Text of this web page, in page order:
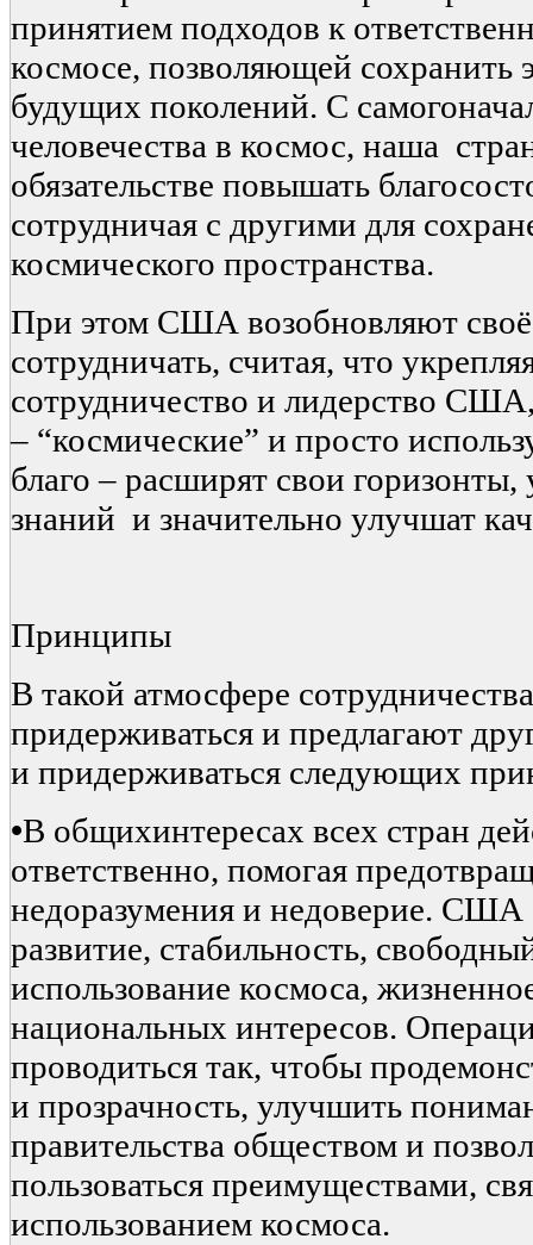
принятием подходов к
космосе, позволяющей сохранить
будущих поколений. С
человечества в космос, наша
обязательстве повышать
сотрудничая с другими для
космического пространства.
При этом США возобновляют своё
сотрудничать, считая, что
сотрудничество и лидерство
– “космические” и просто
благо – расширят свои горизонты,
знаний и значительно улучшат
Принципы
В такой атмосфере
придерживаться и предлагают
и придерживаться следующих
•В общихинтересах всех стран
ответственно, помогая
недоразумения и недоверие. США
развитие, стабильность,
использование космоса,
национальных интересов.
проводиться так, чтобы
и прозрачность, улучшить
правительства обществом и
пользоваться преимуществами,
использованием космоса.